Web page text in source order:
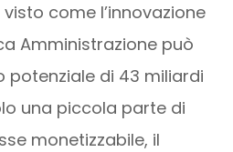
come l’innovazione
Amministrazione può
potenziale di 43 miliardi
una piccola parte di
monetizzabile, il